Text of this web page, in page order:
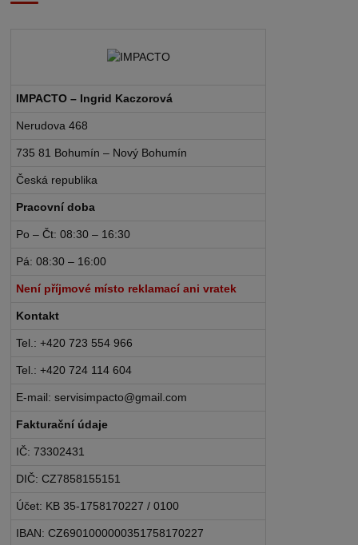
IMPACTO – Ingrid Kaczorová
Nerudova 468
735 81 Bohumín – Nový Bohumín
Česká republika
Pracovní doba
Po – Čt: 08:30 – 16:30
Pá: 08:30 – 16:00
Není příjmové místo reklamací ani vratek
Kontakt
Tel.: +420 723 554 966
Tel.: +420 724 114 604
E-mail: servisimpacto@gmail.com
Fakturační údaje
IČ: 73302431
DIČ: CZ7858155151
Účet: KB 35-1758170227 / 0100
IBAN: CZ6901000000351758170227